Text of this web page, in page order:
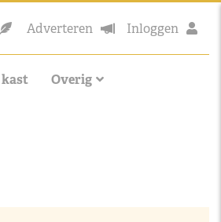
Adverteren Inloggen
kast Overig